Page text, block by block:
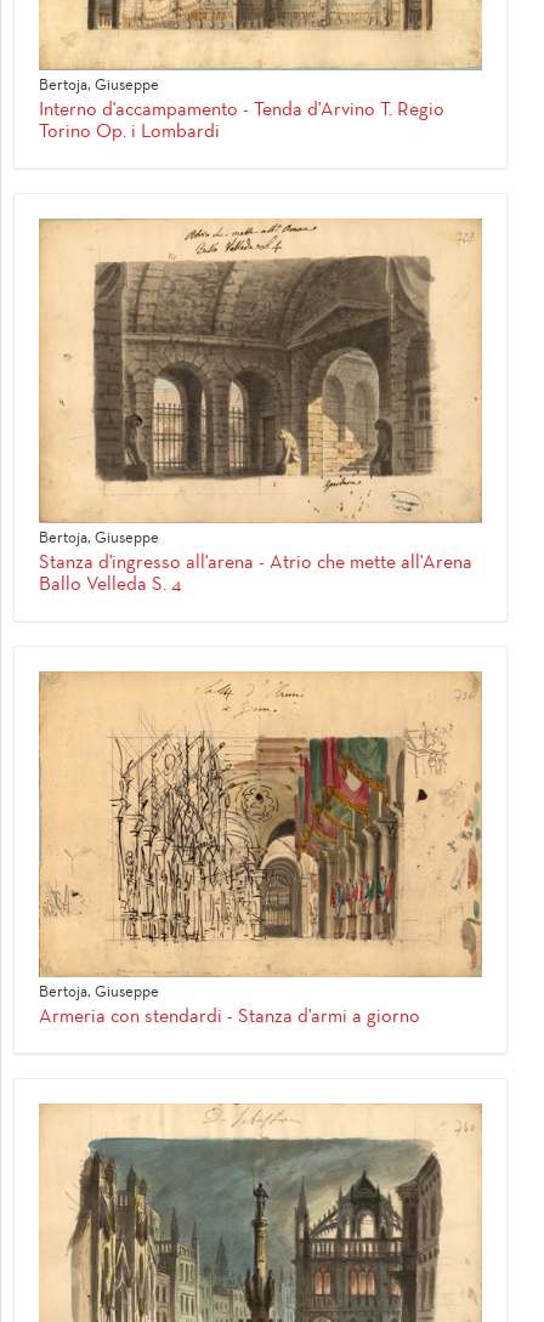
Bertoja, Giuseppe
Interno d'accampamento - Tenda d'Arvino T. Regio
Torino Op. i Lombardi
Bertoja, Giuseppe
Stanza d'ingresso all'arena - Atrio che mette all'Arena
Ballo Velleda S. 4
Bertoja, Giuseppe
Armeria con stendardi - Stanza d'armi a giorno